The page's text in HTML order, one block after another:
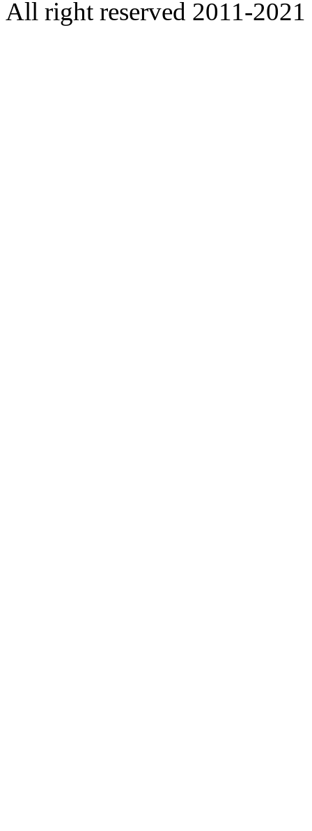
All right reserved 2011-2021